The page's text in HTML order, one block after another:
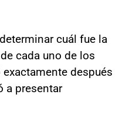
cuál fue la
cada uno de los
después
a presentar